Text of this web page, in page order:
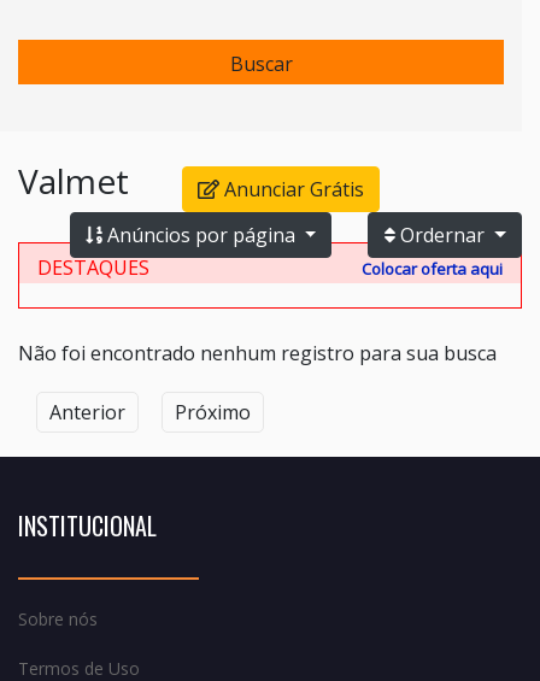
Buscar
Valmet
Anunciar Grátis
Ordernar
Anúncios por página
DESTAQUES
Colocar oferta aqui
Não foi encontrado nenhum registro para sua busca
Anterior Próximo
INSTITUCIONAL
Sobre nós
Termos de Uso